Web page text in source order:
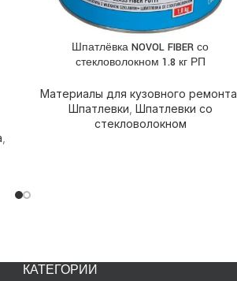
ПОДРОБНЕЕШпатлёвка NOVOL FIBER со
стекловолокном 1.8 кг РП
Материалы для кузовного ремонта
Шпатлевки Шпатлевки со
стекловолокном
КАТЕГОРИИ